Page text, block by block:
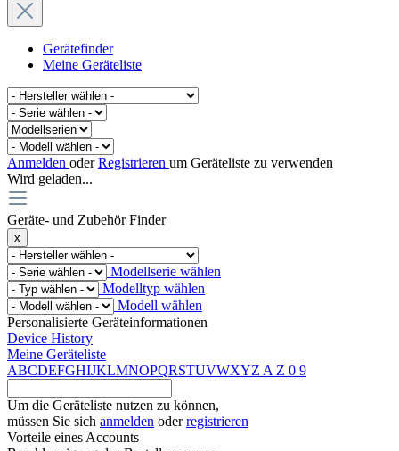
Gerätefinder
Meine Geräteliste
Anmelden oderRegistrieren um Geräteliste zu verwenden
Wird geladen...
Geräte- und Zubehör Finder
x
Modellserie wählen
Modelltyp wählen
Modell wählen
Personalisierte Geräteinformationen
Device History
Meine Geräteliste
ABCDEFGHIJKLMNOPQRSTUVWXYZ A Z 0 9
Um die Geräteliste nutzen zu können,
müssen Sie sich anmelden oderregistrieren
Vorteile eines Accounts